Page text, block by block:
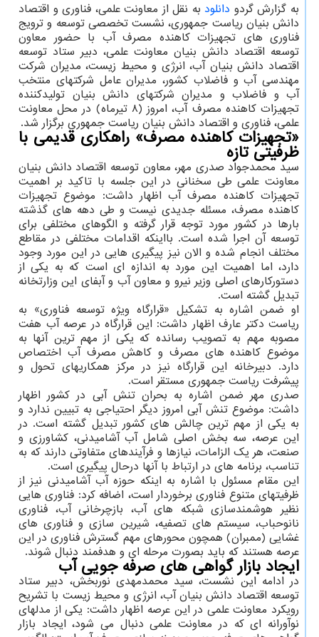
به گزارش گردو دانلود به نقل از معاونت علمی، فناوری و اقتصاد
دانش بنیان ریاست جمهوری، نشست تخصصی توسعه و ترویج
فناوری های تجهیزات کاهنده مصرف آب با حضور معاون
توسعه اقتصاد دانش بنیان معاونت علمی، دبیر ستاد توسعه
اقتصاد دانش بنیان آب، انرژی و محیط زیست، مدیران شرکت
مهندسی آب و فاضلاب کشور، مدیران عامل شرکتهای منتخب
آب و فاضلاب و مدیران شرکتهای دانش بنیان تولیدکننده
تجهیزات کاهنده مصرف آب، امروز (۸ تیرماه) در محل معاونت
علمی، فناوری و اقتصاد دانش بنیان ریاست جمهوری برگزار شد.
«تجهیزات کاهنده مصرف» راهکاری قدیمی با
ظرفیتی تازه
سید محمدجواد صدری مهر، معاون توسعه اقتصاد دانش بنیان
معاونت علمی طی سخنانی در این جلسه با تاکید بر اهمیت
تجهیزات کاهنده مصرف آب اظهار داشت: موضوع تجهیزات
کاهنده مصرف، مسئله جدیدی نیست و طی دهه های گذشته
بارها در کشور مورد توجه قرار گرفته و الگوهای مختلفی برای
توسعه آن اجرا شده است. بااینکه اقدامات مختلفی در مقاطع
مختلف انجام شده و الان نیز پیگیری هایی در این مورد وجود
دارد، اما اهمیت این مورد به اندازه ای است که به یکی از
دستورکارهای اصلی وزیر نیرو و معاون آب و آبفای این وزارتخانه
تبدیل گشته است.
او ضمن اشاره به تشکیل «قرارگاه ویژه توسعه فناوری» به
ریاست دکتر عارف اظهار داشت: این قرارگاه در عرصه آب هفت
مصوبه مهم به تصویب رسانده که یکی از مهم ترین آنها به
موضوع کاهنده های مصرف و کاهش مصرف آب اختصاص
دارد. دبیرخانه این قرارگاه نیز در مرکز همکاریهای تحول و
پیشرفت ریاست جمهوری مستقر است.
صدری مهر ضمن اشاره به بحران تنش آبی در کشور اظهار
داشت: موضوع تنش آبی امروز دیگر احتیاجی به تبیین ندارد و
به یکی از مهم ترین چالش های کشور تبدیل گشته است. در
این عرصه، سه بخش اصلی شامل آب آشامیدنی، کشاورزی و
صنعت، هر یک الزامات، نیازها و فرآیندهای متفاوتی دارند که به
تناسب، برنامه های در ارتباط با آنها درحال پیگیری است.
این مقام مسئول با اشاره به اینکه حوزه آب آشامیدنی نیز از
ظرفیتهای متنوع فناوری برخوردار است، اضافه کرد: فناوری هایی
نظیر هوشمندسازی شبکه های آب، بازچرخانی آب، فناوری
نانوحباب، سیستم های تصفیه، شیرین سازی و فناوری های
غشایی (ممبران) همچون محورهای مهم گسترش فناوری در این
عرصه هستند که باید بصورت مرحله ای و هدفمند دنبال شوند.
ایجاد بازار گواهی های صرفه جویی آب
در ادامه این نشست، سید محمدمهدی نوربخش، دبیر ستاد
توسعه اقتصاد دانش بنیان آب، انرژی و محیط زیست با تشریح
رویکرد معاونت علمی در این عرصه اظهار داشت: یکی از مدلهای
نوآورانه ای که در معاونت علمی دنبال می شود، ایجاد بازار